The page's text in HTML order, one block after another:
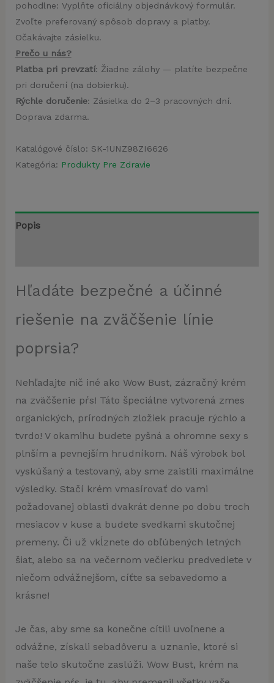
pohodlne: Vyplňte oficiálny objednávkový formulár.
Zvoľte preferovaný spôsob dopravy a platby.
Očakávajte zásielku.
Prečo u nás?
Platba pri prevzatí: Žiadne zálohy — platíte bezpečne
pri doručení (na dobierku).
Rýchle doručenie: Zásielka do 2–3 pracovných dní.
Doprava zdarma.
Katalógové číslo: SK-1UNZ98ZI6626
Kategória: Produkty Pre Zdravie
Popis
Hľadáte bezpečné a účinné
riešenie na zväčšenie línie
poprsia?
Nehľadajte nič iné ako Wow Bust, zázračný krém
na zväčšenie pŕs! Táto špeciálne vytvorená zmes
organických, prírodných zložiek pracuje rýchlo a
tvrdo! V okamihu budete pyšná a ohromne sexy s
plnším a pevnejším hrudníkom. Náš výrobok bol
vyskúšaný a testovaný, aby sme zaistili maximálne
výsledky. Stačí krém vmasírovať do vami
požadovanej oblasti dvakrát denne po dobu troch
mesiacov v kuse a budete svedkami skutočnej
premeny. Či už vkĺznete do obľúbených letných
šiat, alebo sa na večernom večierku predvediete v
niečom odvážnejšom, cíťte sa sebavedomo a
krásne!
Je čas, aby sme sa konečne cítili uvoľnene a
odvážne, získali sebadôveru a uznanie, ktoré si
naše telo skutočne zaslúži. Wow Bust, krém na